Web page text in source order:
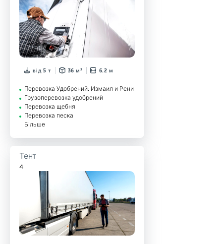
від 5 т 36 м³ 6.2 м
Перевозка Удобрений: Измаил и Рени
Грузоперевозка удобрений
Перевозка щебня
Перевозка песка
Більше
Тент
4